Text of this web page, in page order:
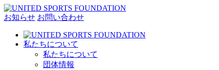
お知らせ お問い合わせ
私たちについて
私たちについて
団体情報